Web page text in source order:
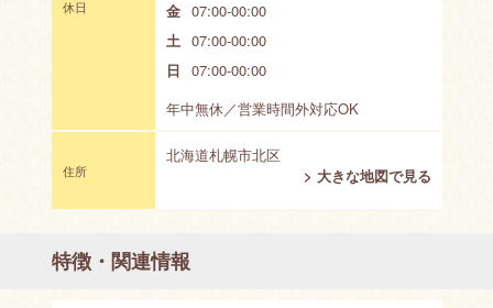
休日
金 07:00-00:00
土 07:00-00:00
日 07:00-00:00
年中無休／営業時間外対応OK
住所
北海道札幌市北区
> 大きな地図で見る
特徴・関連情報